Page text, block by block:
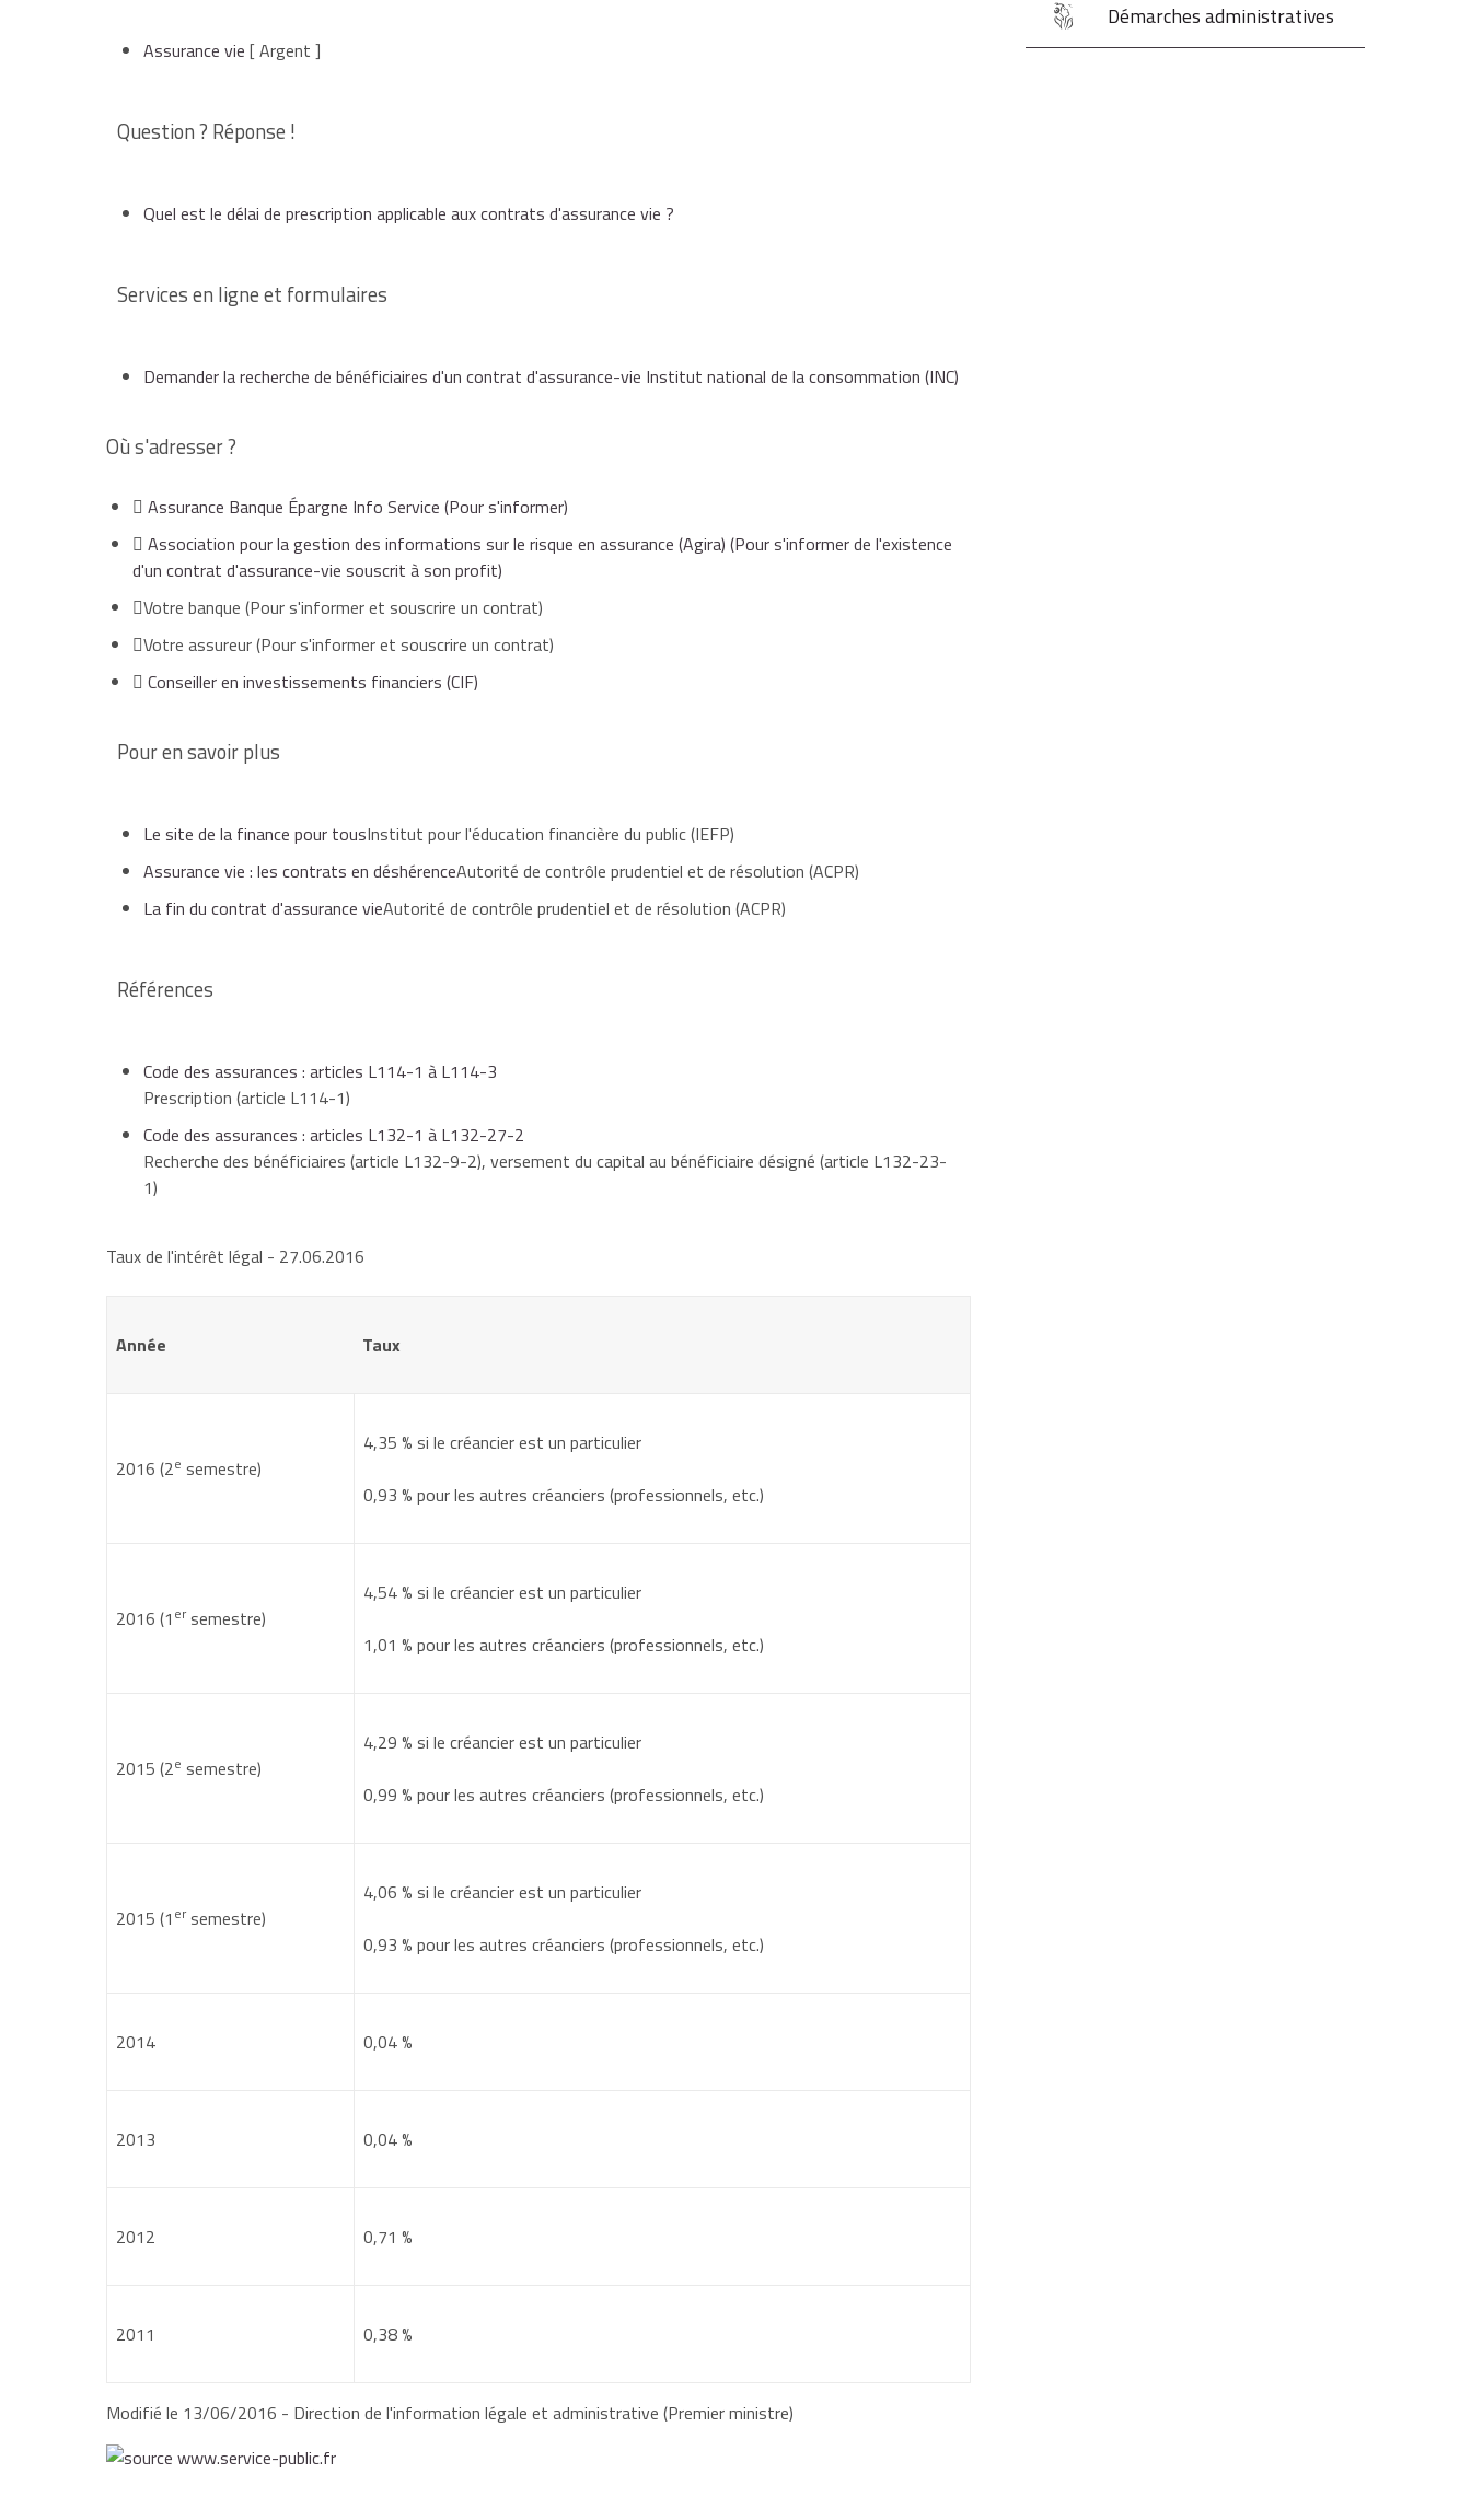
Assurance vie [ Argent ]
Question ? Réponse !
Quel est le délai de prescription applicable aux contrats d'assurance vie ?
Services en ligne et formulaires
Demander la recherche de bénéficiaires d'un contrat d'assurance-vie Institut national de la consommation (INC)
Où s'adresser ?
Assurance Banque Épargne Info Service (Pour s'informer)
Association pour la gestion des informations sur le risque en assurance (Agira) (Pour s'informer de l'existence
d'un contrat d'assurance-vie souscrit à son profit)
Votre banque (Pour s'informer et souscrire un contrat)
Votre assureur(Pour s'informer et souscrire un contrat)
Conseiller en investissements financiers (CIF)
Pour en savoir plus
Le site de la finance pour tousInstitut pour l'éducation financière du public (IEFP)
Assurance vie : les contrats en déshérenceAutorité de contrôle prudentiel et de résolution (ACPR)
La fin du contrat d'assurance vieAutorité de contrôle prudentiel et de résolution (ACPR)
Références
Code des assurances : articles L114-1 à L114-3
Prescription (article L114-1)
Code des assurances : articles L132-1 à L132-27-2
Recherche des bénéficiaires (article L132-9-2), versement du capital au bénéficiaire désigné (article L132-23-
1)
Taux de l'intérêt légal - 27.06.2016
Année Taux
2016 (2e semestre)
4,35 % si le créancier est un particulier
0,93 % pour les autres créanciers (professionnels, etc.)
2016 (1 er semestre)
4,54 % si le créancier est un particulier
1,01 % pour les autres créanciers (professionnels, etc.)
2015 (2e semestre)
4,29 % si le créancier est un particulier
0,99 % pour les autres créanciers (professionnels, etc.)
2015 (1 er semestre)
4,06 % si le créancier est un particulier
0,93 % pour les autres créanciers (professionnels, etc.)
2014 0,04 %
2013 0,04 %
2012 0,71 %
2011 0,38 %
Modifié le 13/06/2016 - Direction de l'information légale et administrative (Premier ministre)
Démarches administratives